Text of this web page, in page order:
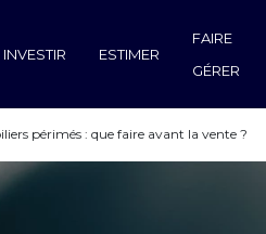
INVESTIR ESTIMER
FAIRE
GÉRER
périmés : que faire avant la vente ?